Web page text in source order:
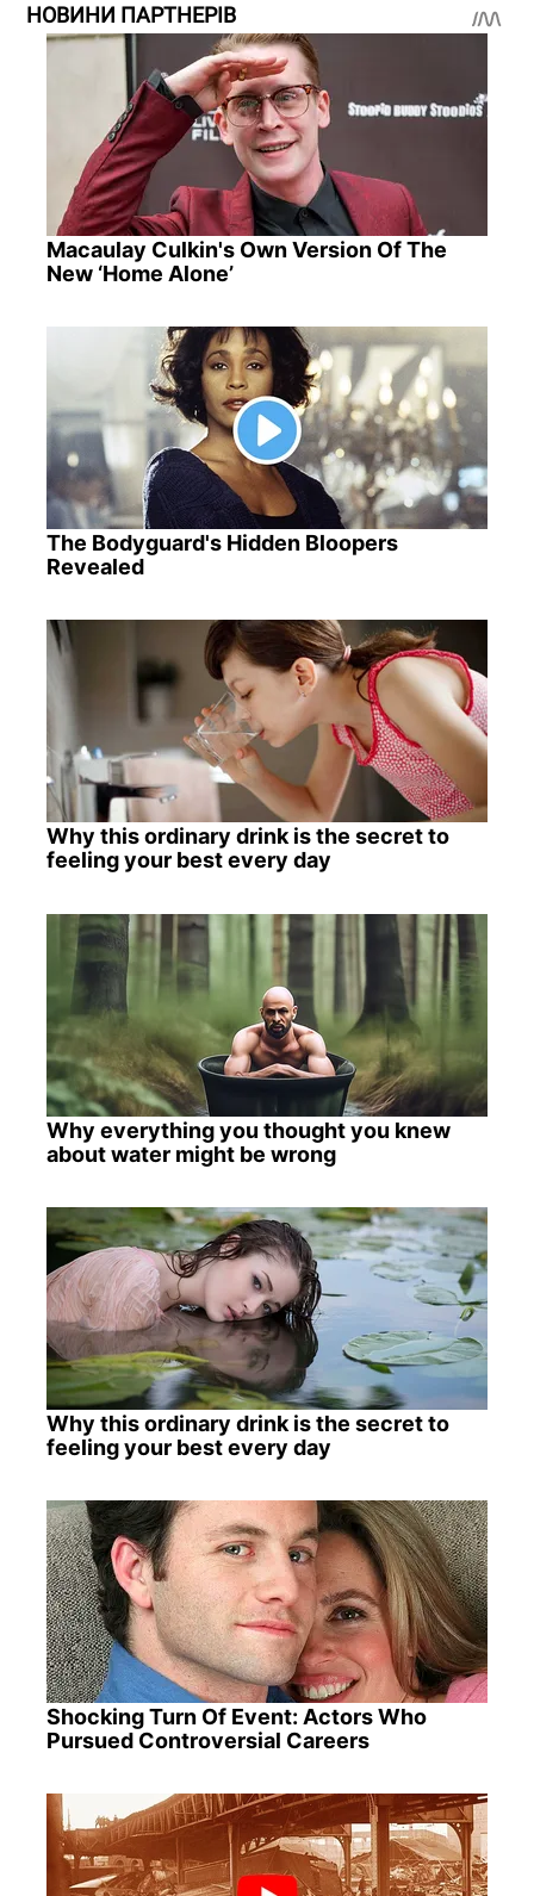
НОВИНИ ПАРТНЕРІВ
Macaulay Culkin's Own Version Of The
New ‘Home Alone’
The Bodyguard's Hidden Bloopers
Revealed
Why this ordinary drink is the secret to
feeling your best every day
Why everything you thought you knew
about water might be wrong
Why this ordinary drink is the secret to
feeling your best every day
Shocking Turn Of Event: Actors Who
Pursued Controversial Careers